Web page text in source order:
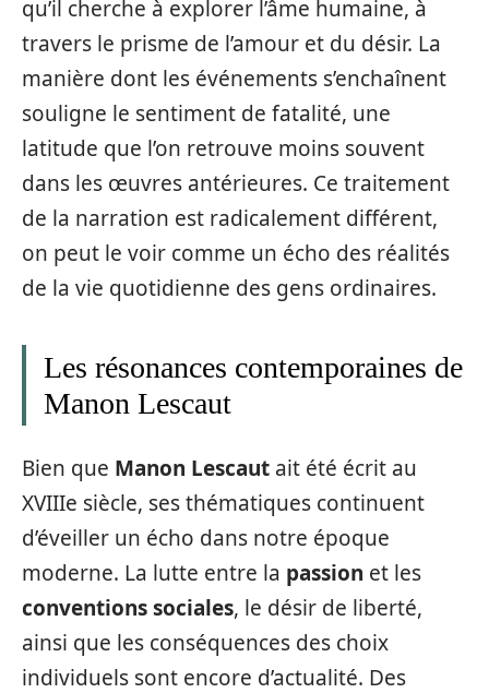
qu’il cherche à explorer l’âme humaine, à
travers le prisme de l’amour et du désir. La
manière dont les événements s’enchaînent
souligne le sentiment de fatalité, une
latitude que l’on retrouve moins souvent
dans les œuvres antérieures. Ce traitement
de la narration est radicalement différent,
on peut le voir comme un écho des réalités
de la vie quotidienne des gens ordinaires.
Les résonances contemporaines de
Manon Lescaut
Bien que Manon Lescaut ait été écrit au
XVIIIe siècle, ses thématiques continuent
d’éveiller un écho dans notre époque
moderne. La lutte entre la passion et les
conventions sociales, le désir de liberté,
ainsi que les conséquences des choix
individuels sont encore d’actualité. Des